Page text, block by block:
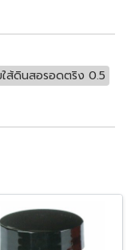
ส้ดินสอรอดตริง 0.5